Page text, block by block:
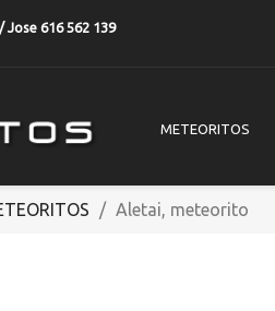
Jose 616 562 139
METEORITOS
Aletai, meteorito